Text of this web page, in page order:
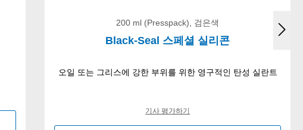
200 ml (Presspack), 검은색
Black-Seal 스페셜 실리콘
오일 또는 그리스에 강한 부위를 위한 영구적인 탄성 실란트
기사 평가하기